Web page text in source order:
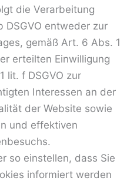
die Verarbeitung
DSGVO entweder zur
gemäß Art. 6 Abs. 1
erteilten Einwilligung
lit. f DSGVO zur
Interessen an der
der Website sowie
und effektiven
so einstellen, dass Sie
informiert werden